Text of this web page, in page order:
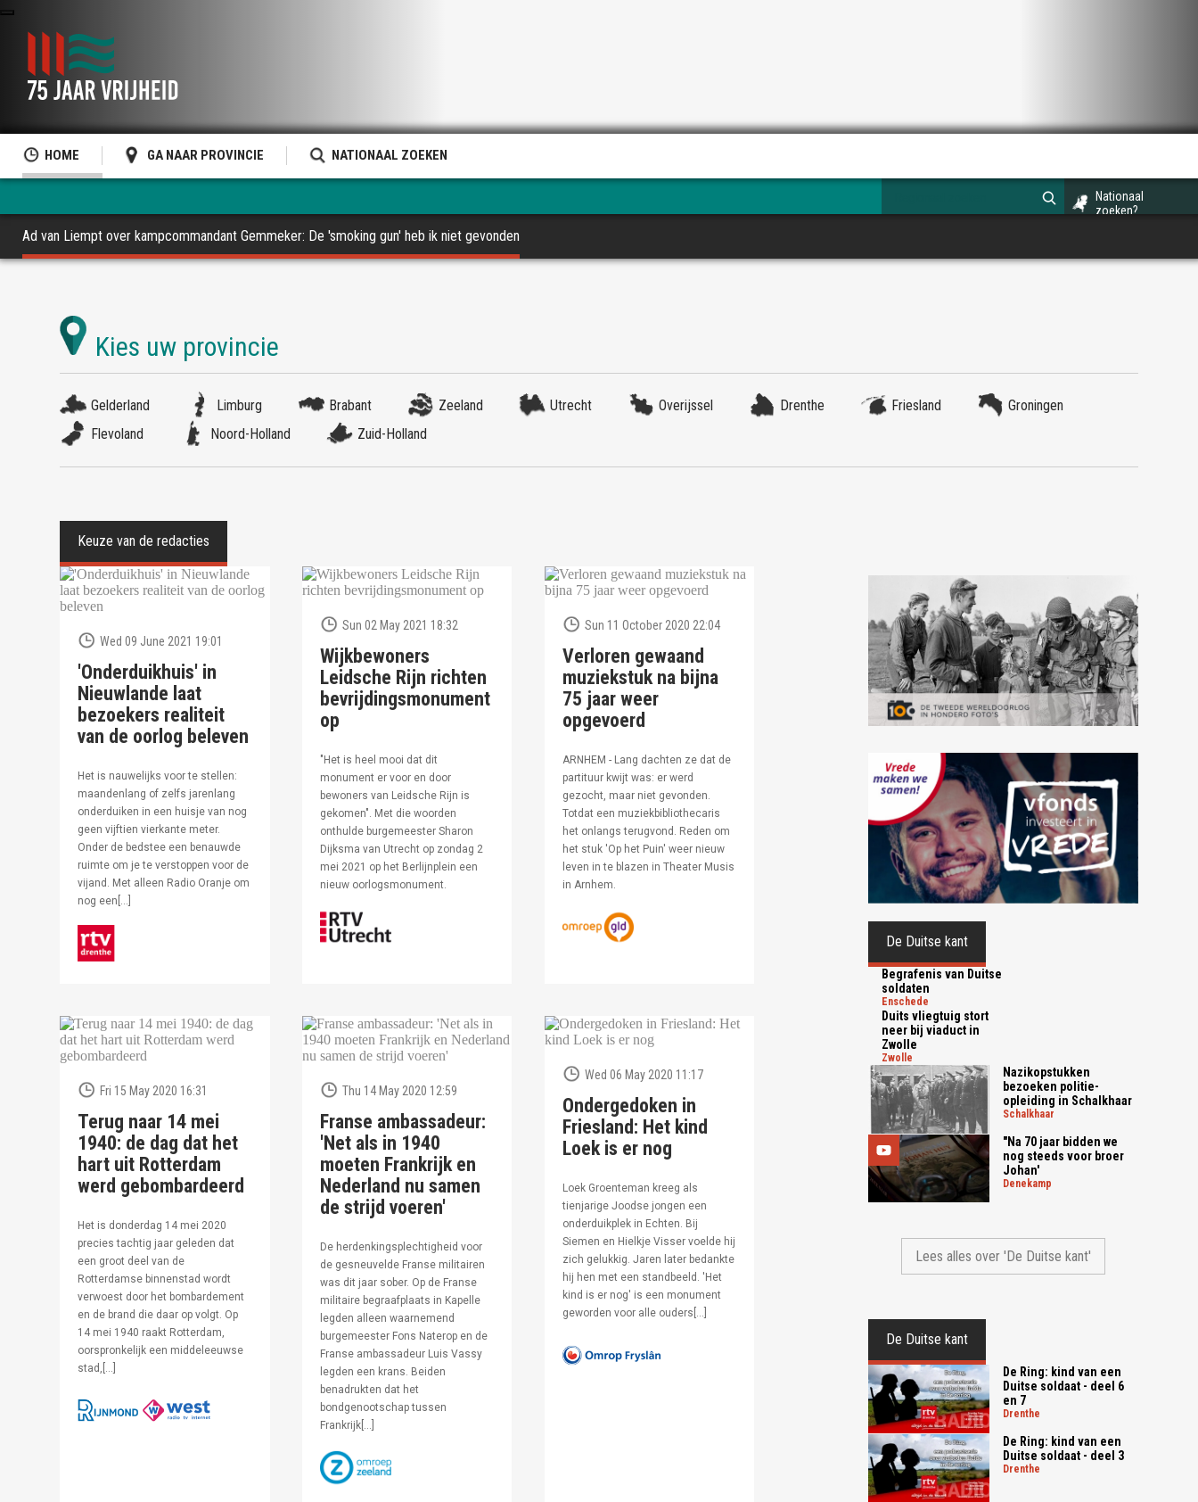
HOME GA NAAR PROVINCIE NATIONAAL ZOEKEN
Nationaal
zoeken?
Ad van Liempt over kampcommandant Gemmeker: De 'smoking gun' heb ik niet gevonden
Gelderland Limburg Brabant Zeeland Utrecht Overijssel Drenthe Friesland
Groningen
Flevoland
Noord-Holland Zuid-Holland
Wed 09 June 2021 19:01
'Onderduikhuis' in
Nieuwlande laat
bezoekers realiteit
van de oorlog beleven
Het is nauwelijks voor te stellen:
maandenlang of zelfs jarenlang
onderduiken in een huisje van nog
geen vijftien vierkante meter.
Onder de bedstee een benauwde
ruimte om je te verstoppen voor de
vijand. Met alleen Radio Oranje om
nog een[…]
Sun 02 May 2021 18:32
Wijkbewoners
Leidsche Rijn richten
bevrijdingsmonument
op
"Het is heel mooi dat dit
monument er voor en door
bewoners van Leidsche Rijn is
gekomen". Met die woorden
onthulde burgemeester Sharon
Dijksma van Utrecht op zondag 2
mei 2021 op het Berlijnplein een
nieuw oorlogsmonument.
Sun 11 October 2020 22:04
Verloren gewaand
muziekstuk na bijna
75 jaar weer
opgevoerd
ARNHEM - Lang dachten ze dat de
partituur kwijt was: er werd
gezocht, maar niet gevonden.
Totdat een muziekbibliothecaris
het onlangs terugvond. Reden om
het stuk 'Op het Puin' weer nieuw
leven in te blazen in Theater Musis
in Arnhem.
Fri 15 May 2020 16:31
Terug naar 14 mei
1940: de dag dat het
hart uit Rotterdam
werd gebombardeerd
Het is donderdag 14 mei 2020
precies tachtig jaar geleden dat
een groot deel van de
Rotterdamse binnenstad wordt
verwoest door het bombardement
en de brand die daar op volgt. Op
14 mei 1940 raakt Rotterdam,
oorspronkelijk een middeleeuwse
stad,[…]
Thu 14 May 2020 12:59
Franse ambassadeur:
'Net als in 1940
moeten Frankrijk en
Nederland nu samen
de strijd voeren'
De herdenkingsplechtigheid voor
de gesneuvelde Franse militairen
was dit jaar sober. Op de Franse
militaire begraafplaats in Kapelle
legden alleen waarnemend
burgemeester Fons Naterop en de
Franse ambassadeur Luis Vassy
legden een krans. Beiden
benadrukten dat het
bondgenootschap tussen
Frankrijk[…]
Wed 06 May 2020 11:17
Ondergedoken in
Friesland: Het kind
Loek is er nog
Loek Groenteman kreeg als
tienjarige Joodse jongen een
onderduikplek in Echten. Bij
Siemen en Hielkje Visser voelde hij
zich gelukkig. Jaren later bedankte
hij hen met een standbeeld. 'Het
kind is er nog' is een monument
geworden voor alle ouders[…]
De Duitse kant
Begrafenis van Duitse
soldaten
enschede
Duits vliegtuig stort
neer bij viaduct in
Zwolle
zwolle
Nazikopstukken
bezoeken politie-
opleiding in Schalkhaar
schalkhaar
"Na 70 jaar bidden we
nog steeds voor broer
Johan'
denekamp
Lees alles over 'De Duitse kant'
De Duitse kant
De Ring: kind van een
Duitse soldaat - deel 6
en 7
drenthe
De Ring: kind van een
Duitse soldaat - deel 3
drenthe